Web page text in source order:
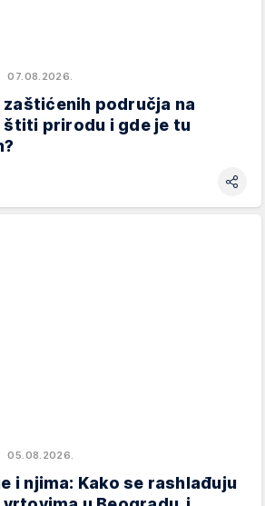
07.08.2026.
zaštićenih područja na
štiti prirodu i gde je tu
05.08.2026.
i njima: Kako se rashlađuju